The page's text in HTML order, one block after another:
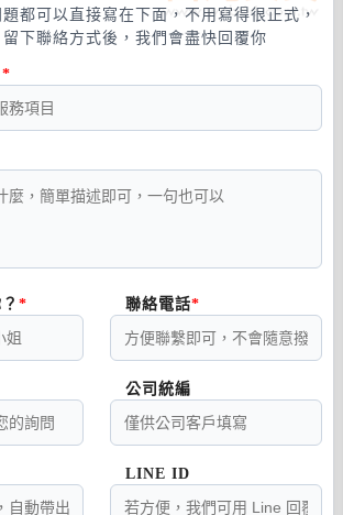
都可以直接寫在下面，不用寫得很正式，
下聯絡方式後，我們會盡快回覆你
聯絡電話
公司統編
LINE ID